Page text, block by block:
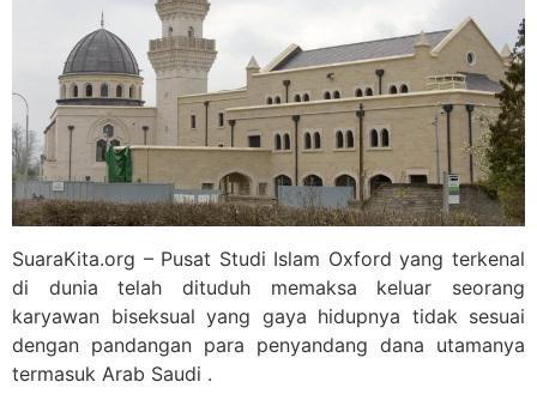
SuaraKita.org – Pusat Studi Islam Oxford yang terkenal
di dunia telah dituduh memaksa keluar seorang
karyawan biseksual yang gaya hidupnya tidak sesuai
dengan pandangan para penyandang dana utamanya
termasuk Arab Saudi .